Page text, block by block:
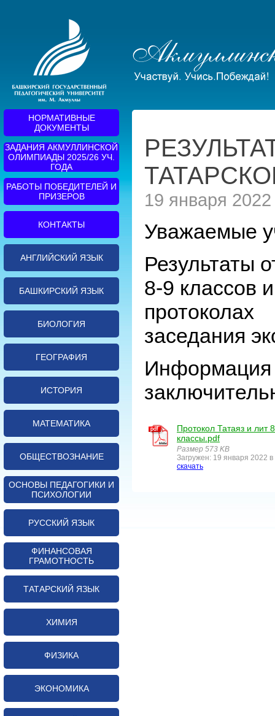
19 января 2022
Уважаемые
Результаты
8-9 классов
протоколах
заседания
Информация
Протокол Татаяз и лит
классы.pdf
Размер 573 KB
Загружен: 19 января 2022
скачать
НОРМАТИВНЫЕ
ДОКУМЕНТЫ
ЗАДАНИЯ АКМУЛЛИНСКОЙ
ОЛИМПИАДЫ 2025/26 УЧ.
ГОДА
РАБОТЫ ПОБЕДИТЕЛЕЙ И
ПРИЗЕРОВ
КОНТАКТЫ
АНГЛИЙСКИЙ ЯЗЫК
БАШКИРСКИЙ ЯЗЫК
БИОЛОГИЯ
ГЕОГРАФИЯ
ИСТОРИЯ
МАТЕМАТИКА
ОБЩЕСТВОЗНАНИЕ
ОСНОВЫ ПЕДАГОГИКИ И
ПСИХОЛОГИИ
РУССКИЙ ЯЗЫК
ФИНАНСОВАЯ
ГРАМОТНОСТЬ
ТАТАРСКИЙ ЯЗЫК
ХИМИЯ
ФИЗИКА
ЭКОНОМИКА